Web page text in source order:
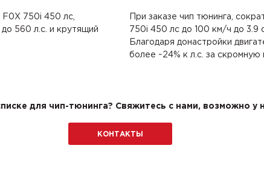
F0X 750i 450 лс,
560 л.с. и крутящий
При заказе чип тюнинга,
750i 450 лс до 100 км/ч до 3.9
Благодаря донастройки
более ~24% к л.с. за скромную
для чип-тюнинга? Свяжитесь с нами, возможно у
КОНТАКТЫ